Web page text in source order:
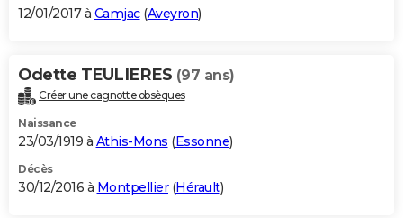
12/01/2017 à Camjac(Aveyron)
Odette TEULIERES (97 ans)
Créer une cagnotte obsèques
Naissance
23/03/1919 à Athis-Mons (Essonne)
Décès
30/12/2016 à Montpellier(Hérault)